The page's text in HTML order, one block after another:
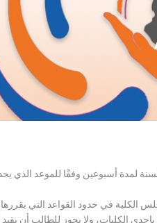
لمدة أسبوعين وفقًا للموعد الذي
الكلية في حدود القواعد التي
الكليات، ولا يجوز للطالب أن